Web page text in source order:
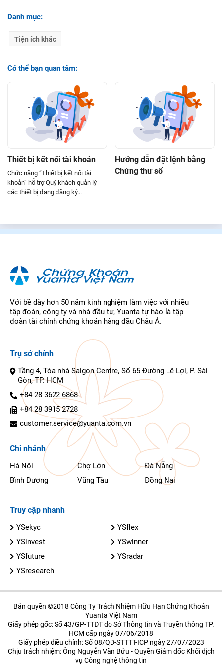
11. Các chức năng liên quan
Đổi ngôn ngữ
Gửi phản hồi
Đăng nhập
Thông tin tài khoản
Thay đổi thông tin trực tuyến
Tài khoản trải nghiệm
Hướng dẫn mở tài khoản eKYC qua APP
12. Hình thức nhận mã OTP
Danh mục:
Tiện ích khác
Có thể bạn quan tâm:
Thiết bị kết nối tài khoản
Chức năng “Thiết bị kết nối tài
khoản” hỗ trợ Quý khách quản lý
các thiết bị đang đăng ký...
Hướng dẫn đặt lệnh bằng
Chứng thư số
Với bề dày hơn 50 năm kinh nghiệm làm việc với nhiều
tập đoàn, công ty và nhà đầu tư, Yuanta tự hào là tập
đoàn tài chính chứng khoán hàng đầu Châu Á.
Trụ sở chính
Tầng 4, Tòa nhà Saigon Centre, Số 65 Đường Lê Lợi, P. Sài
Gòn, TP. HCM
+84 28 3622 6868
+84 28 3915 2728
customer.service@yuanta.com.vn
Chi nhánh
Hà Nội Chợ Lớn
Đà Nẵng
Bình Dương
Vũng Tàu Đồng Nai
Truy cập nhanh
YSekyc
YSflex
YSinvest
YSwinner
YSfuture
YSradar
YSresearch
Bản quyền ©2018 Công Ty Trách Nhiệm Hữu Hạn Chứng Khoán
Yuanta Việt Nam
Giấy phép gốc: Số 43/GP-TTĐT do Sở Thông tin và Truyền thông TP.
HCM cấp ngày 07/06/2018
Giấy phép điều chỉnh: Số 08/QĐ-STTTT-ICP ngày 27/07/2023
Chịu trách nhiệm: Ông Nguyễn Văn Bửu - Quyền Giám đốc Khối dịch
vụ Công nghệ thông tin